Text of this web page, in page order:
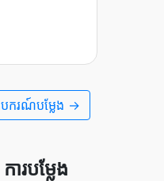
ករណ៍បម្លែង →
របម្លែង